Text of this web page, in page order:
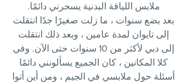
ملابس اللياقة البدنية يسحرني دائمًا.
بعد بضع سنوات ، ما زلت صغيرًا جدًا انتقلت
إلى تايوان لمدة عامين ، وبعد ذلك انتقلت
إلى دبي لأكثر من 10 سنوات حتى الآن. وفي
كلا المكانين ، كان الجميع يسألونني دائمًا
أسئلة حول ملابسي في الجيم ، ومن أين أتوا